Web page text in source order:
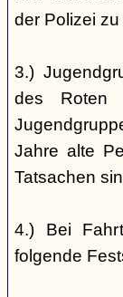
der Polizei
3.)
des Roten
Jahre alte
Tatsachen
4.) Bei
folgende